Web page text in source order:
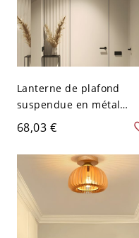
Lanterne de plafond
suspendue en métal
moderne avec abat-jour
en verre clair - 110 V-120
V Noir
68,03 €